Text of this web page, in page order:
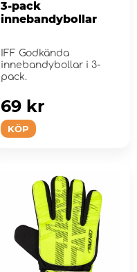
3-pack
innebandybollar
IFF Godkända
innebandybollar i 3-
pack.
KÖP
69 kr